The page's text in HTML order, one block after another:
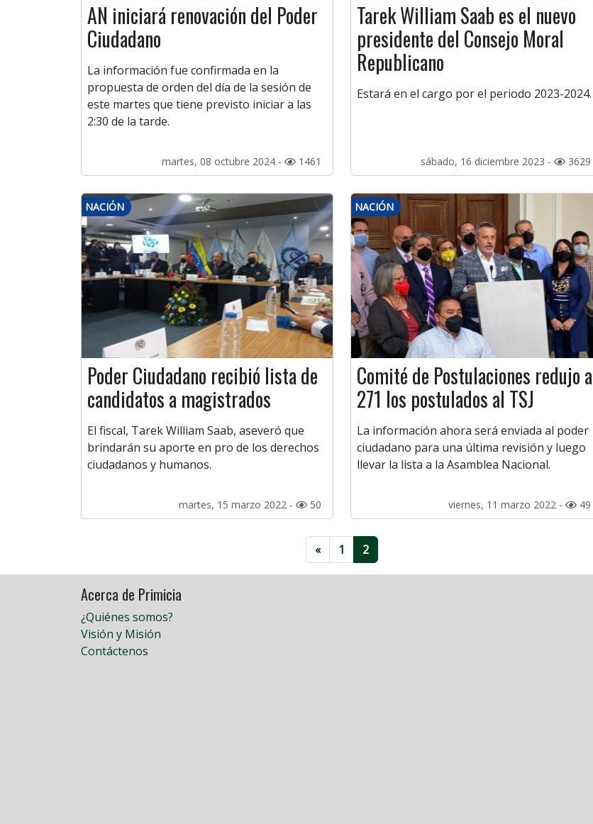
AN iniciará renovación del Poder
Ciudadano
La información fue confirmada en la
propuesta de orden del día de la sesión de
este martes que tiene previsto iniciar a las
2:30 de la tarde.
martes, 08 octubre 2024 - 1461
Tarek William Saab es el nuevo
presidente del Consejo Moral
Republicano
Estará en el cargo por el periodo 2023-2024.
sábado, 16 diciembre 2023 - 3629
NACIÓN
Poder Ciudadano recibió lista de
candidatos a magistrados
El fiscal, Tarek William Saab, aseveró que
brindarán su aporte en pro de los derechos
ciudadanos y humanos.
martes, 15 marzo 2022 - 50
NACIÓN
Comité de Postulaciones redujo a
271 los postulados al TSJ
La información ahora será enviada al poder
ciudadano para una última revisión y luego
llevar la lista a la Asamblea Nacional.
viernes, 11 marzo 2022 - 49
« 1 2
Acerca de Primicia
¿Quiénes somos?
Visión y Misión
Contáctenos